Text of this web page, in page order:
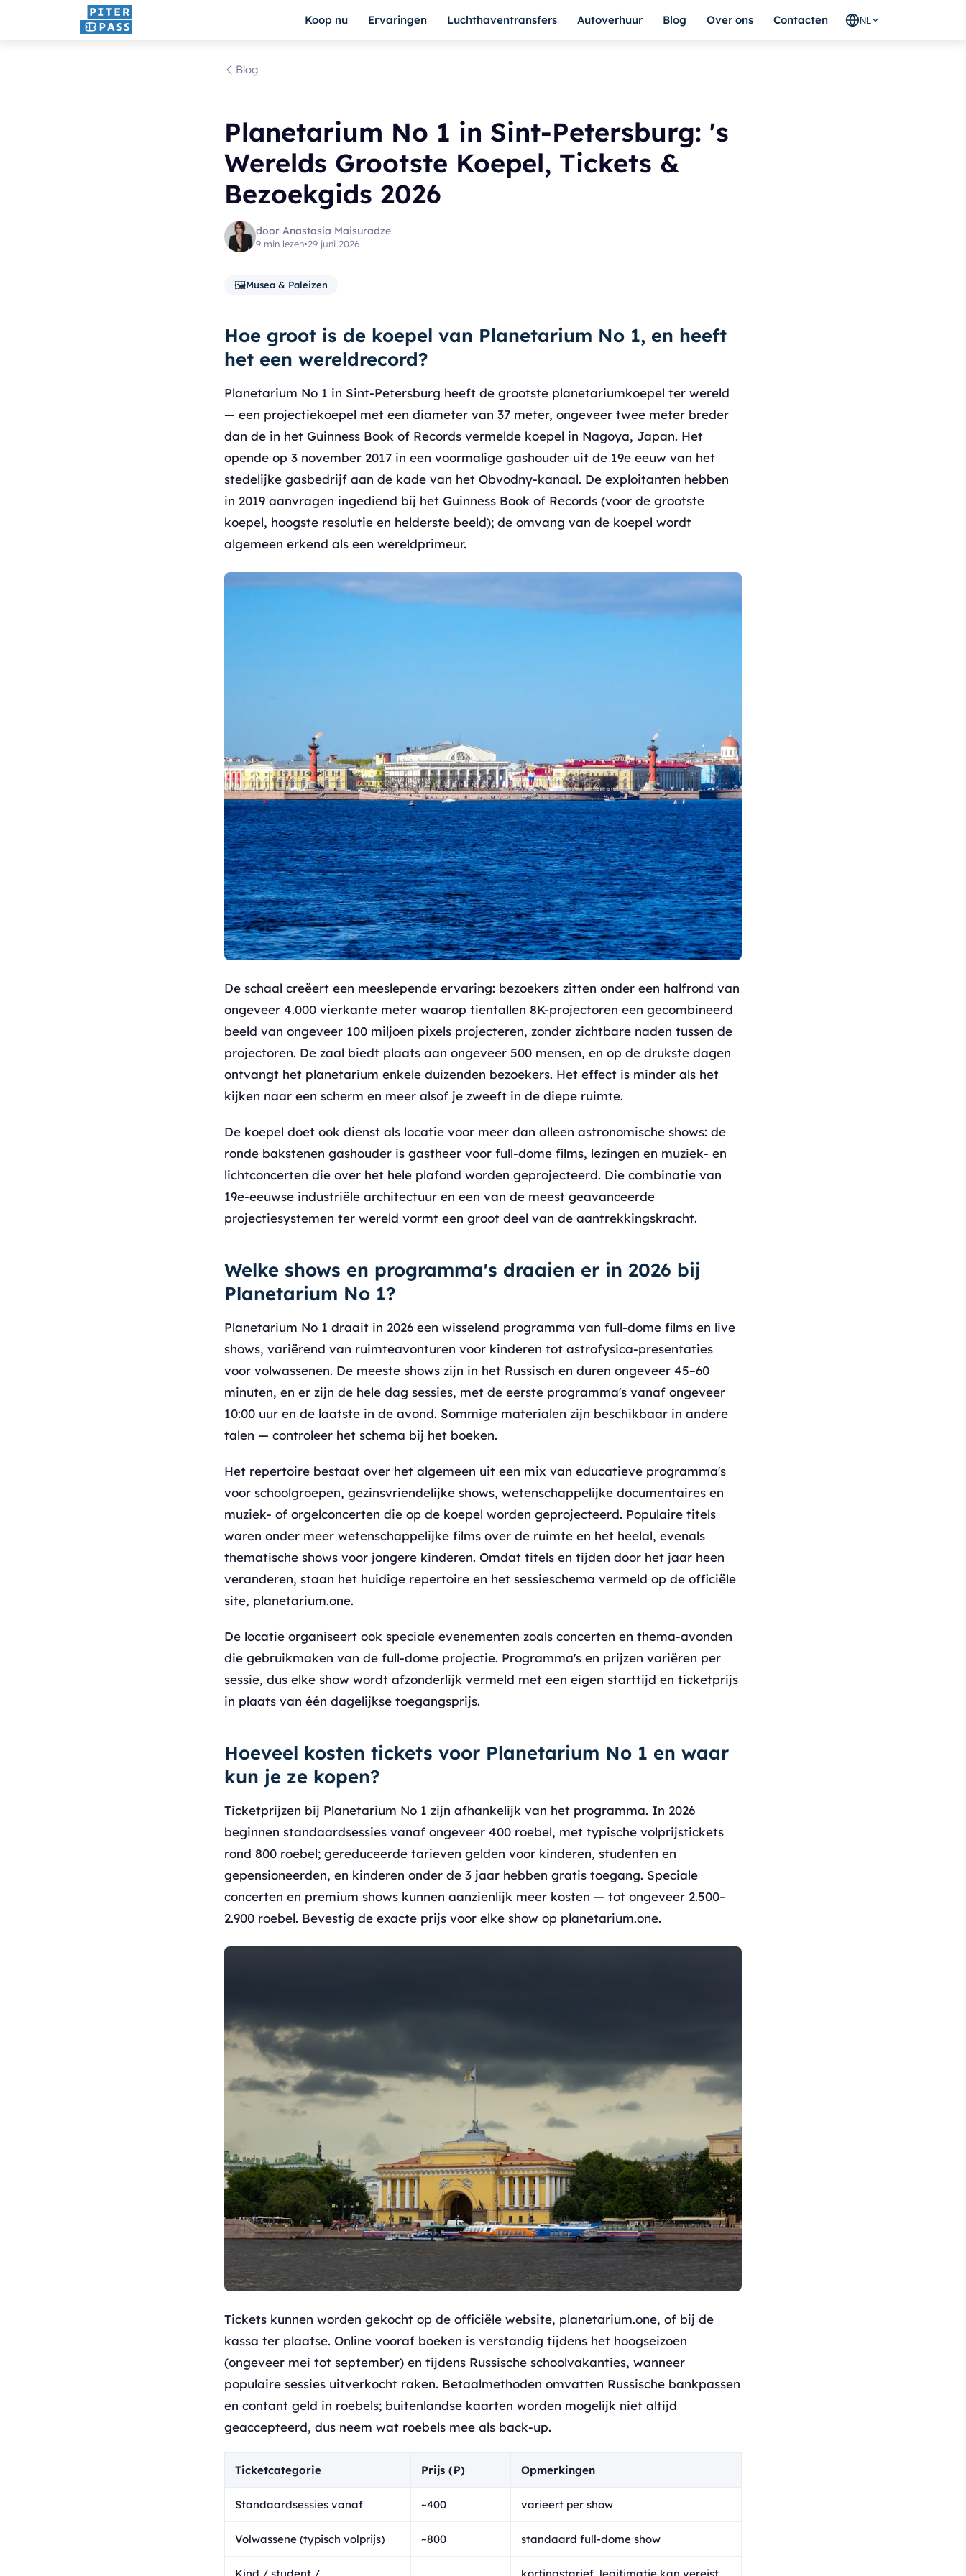
Koop nu Ervaringen Luchthaventransfers Autoverhuur Blog Over ons Contacten NL
Blog
Planetarium No 1 in Sint-Petersburg: 's
Werelds Grootste Koepel, Tickets &
Bezoekgids 2026
door Anastasia Maisuradze
9 min lezen•29 juni 2026
🖼️Musea & Paleizen
Hoe groot is de koepel van Planetarium No 1, en heeft
het een wereldrecord?
Planetarium No 1 in Sint-Petersburg heeft de grootste planetariumkoepel ter wereld
— een projectiekoepel met een diameter van 37 meter, ongeveer twee meter breder
dan de in het Guinness Book of Records vermelde koepel in Nagoya, Japan. Het
opende op 3 november 2017 in een voormalige gashouder uit de 19e eeuw van het
stedelijke gasbedrijf aan de kade van het Obvodny-kanaal. De exploitanten hebben
in 2019 aanvragen ingediend bij het Guinness Book of Records (voor de grootste
koepel, hoogste resolutie en helderste beeld); de omvang van de koepel wordt
algemeen erkend als een wereldprimeur.
De schaal creëert een meeslepende ervaring: bezoekers zitten onder een halfrond van
ongeveer 4.000 vierkante meter waarop tientallen 8K-projectoren een gecombineerd
beeld van ongeveer 100 miljoen pixels projecteren, zonder zichtbare naden tussen de
projectoren. De zaal biedt plaats aan ongeveer 500 mensen, en op de drukste dagen
ontvangt het planetarium enkele duizenden bezoekers. Het effect is minder als het
kijken naar een scherm en meer alsof je zweeft in de diepe ruimte.
De koepel doet ook dienst als locatie voor meer dan alleen astronomische shows: de
ronde bakstenen gashouder is gastheer voor full-dome films, lezingen en muziek- en
lichtconcerten die over het hele plafond worden geprojecteerd. Die combinatie van
19e-eeuwse industriële architectuur en een van de meest geavanceerde
projectiesystemen ter wereld vormt een groot deel van de aantrekkingskracht.
Welke shows en programma's draaien er in 2026 bij
Planetarium No 1?
Planetarium No 1 draait in 2026 een wisselend programma van full-dome films en live
shows, variërend van ruimteavonturen voor kinderen tot astrofysica-presentaties
voor volwassenen. De meeste shows zijn in het Russisch en duren ongeveer 45–60
minuten, en er zijn de hele dag sessies, met de eerste programma's vanaf ongeveer
10:00 uur en de laatste in de avond. Sommige materialen zijn beschikbaar in andere
talen — controleer het schema bij het boeken.
Het repertoire bestaat over het algemeen uit een mix van educatieve programma's
voor schoolgroepen, gezinsvriendelijke shows, wetenschappelijke documentaires en
muziek- of orgelconcerten die op de koepel worden geprojecteerd. Populaire titels
waren onder meer wetenschappelijke films over de ruimte en het heelal, evenals
thematische shows voor jongere kinderen. Omdat titels en tijden door het jaar heen
veranderen, staan het huidige repertoire en het sessieschema vermeld op de officiële
site, planetarium.one.
De locatie organiseert ook speciale evenementen zoals concerten en thema-avonden
die gebruikmaken van de full-dome projectie. Programma's en prijzen variëren per
sessie, dus elke show wordt afzonderlijk vermeld met een eigen starttijd en ticketprijs
in plaats van één dagelijkse toegangsprijs.
Hoeveel kosten tickets voor Planetarium No 1 en waar
kun je ze kopen?
Ticketprijzen bij Planetarium No 1 zijn afhankelijk van het programma. In 2026
beginnen standaardsessies vanaf ongeveer 400 roebel, met typische volprijstickets
rond 800 roebel; gereduceerde tarieven gelden voor kinderen, studenten en
gepensioneerden, en kinderen onder de 3 jaar hebben gratis toegang. Speciale
concerten en premium shows kunnen aanzienlijk meer kosten — tot ongeveer 2.500–
2.900 roebel. Bevestig de exacte prijs voor elke show op planetarium.one.
Tickets kunnen worden gekocht op de officiële website, planetarium.one, of bij de
kassa ter plaatse. Online vooraf boeken is verstandig tijdens het hoogseizoen
(ongeveer mei tot september) en tijdens Russische schoolvakanties, wanneer
populaire sessies uitverkocht raken. Betaalmethoden omvatten Russische bankpassen
en contant geld in roebels; buitenlandse kaarten worden mogelijk niet altijd
geaccepteerd, dus neem wat roebels mee als back-up.
Ticketcategorie Prijs (₽) Opmerkingen
Standaardsessies vanaf ~400 varieert per show
Volwassene (typisch volprijs) ~800 standaard full-dome show